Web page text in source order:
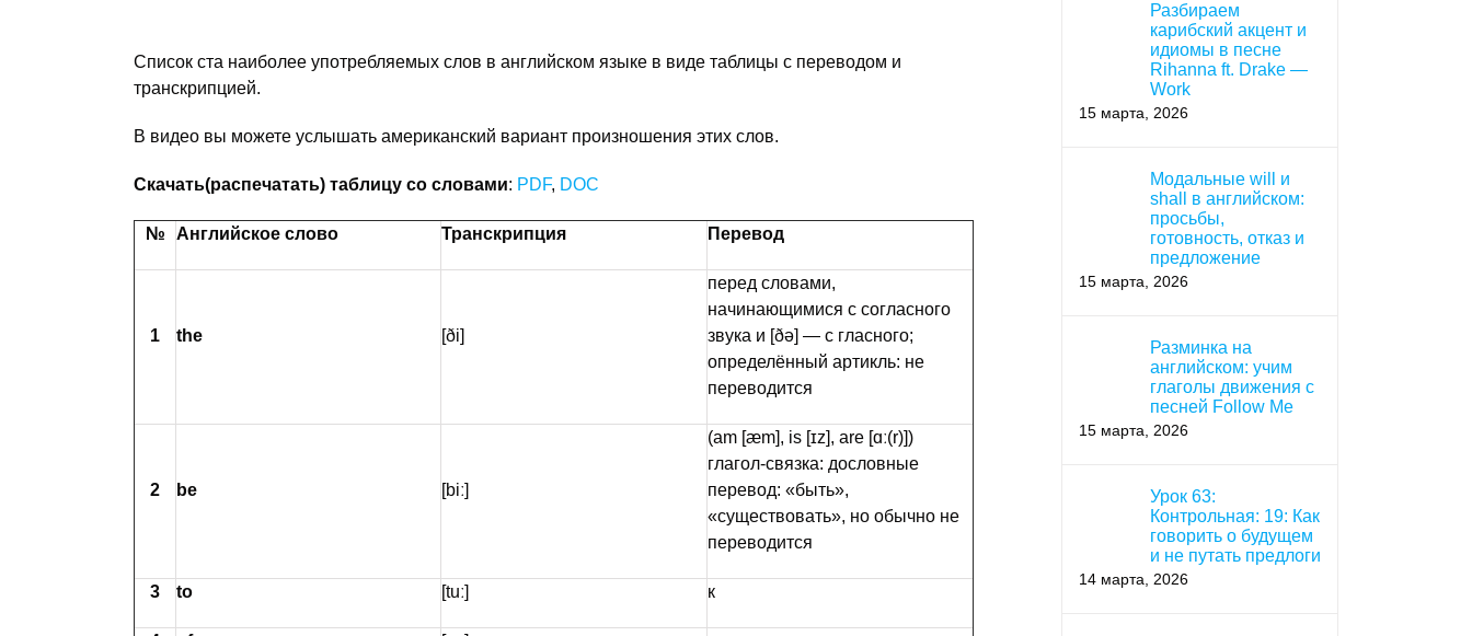
Список ста наиболее употребляемых слов в английском языке в виде таблицы с переводом и
транскрипцией.
В видео вы можете услышать американский вариант произношения этих слов.
Скачать(распечатать) таблицу со словами: PDF, DOC
№ Английское слово Транскрипция Перевод
1 the [ði]
перед словами,
начинающимися с согласного
звука и [ðə] — с гласного;
определённый артикль: не
переводится
2 be [biː]
(am [æm], is [ɪz], are [ɑː(r)])
глагол-связка: дословные
перевод: «быть»,
«существовать», но обычно не
переводится
3 to [tuː] к
Разбираем
карибский акцент и
идиомы в песне
Rihanna ft. Drake —
Work
15 марта, 2026
Модальные will и
shall в английском:
просьбы,
готовность, отказ и
предложение
15 марта, 2026
Разминка на
английском: учим
глаголы движения с
песней Follow Me
15 марта, 2026
Урок 63:
Контрольная: 19: Как
говорить о будущем
и не путать предлоги
14 марта, 2026